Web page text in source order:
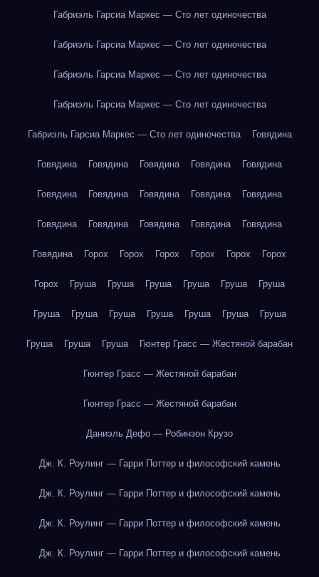
Габриэль Гарсиа Маркес — Сто лет одиночества
Габриэль Гарсиа Маркес — Сто лет одиночества
Габриэль Гарсиа Маркес — Сто лет одиночества
Габриэль Гарсиа Маркес — Сто лет одиночества
Габриэль Гарсиа Маркес — Сто лет одиночества Говядина
Говядина Говядина Говядина Говядина Говядина
Говядина Говядина Говядина Говядина Говядина
Говядина Говядина Говядина Говядина Говядина
Говядина Горох Горох Горох Горох Горох Горох
Горох Груша Груша Груша Груша Груша Груша
Груша Груша Груша Груша Груша Груша Груша
Груша Груша Груша Гюнтер Грасс — Жестяной барабан
Гюнтер Грасс — Жестяной барабан
Гюнтер Грасс — Жестяной барабан
Даниэль Дефо — Робинзон Крузо
Дж. К. Роулинг — Гарри Поттер и философский камень
Дж. К. Роулинг — Гарри Поттер и философский камень
Дж. К. Роулинг — Гарри Поттер и философский камень
Дж. К. Роулинг — Гарри Поттер и философский камень